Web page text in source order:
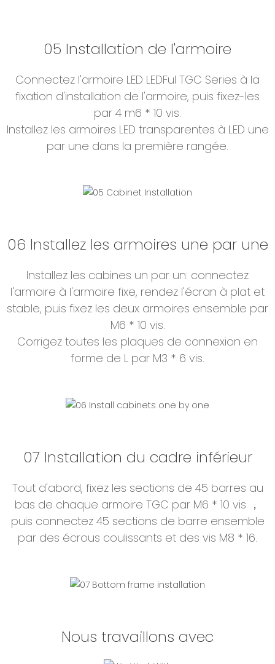
05 Installation de l'armoire
Connectez l'armoire LED LEDFul TGC Series à la
fixation d'installation de l'armoire, puis fixez-les
par 4 m6 * 10 vis.
Installez les armoires LED transparentes à LED une
par une dans la première rangée.
06 Installez les armoires une par une
Installez les cabines un par un: connectez
l'armoire à l'armoire fixe, rendez l'écran à plat et
stable, puis fixez les deux armoires ensemble par
M6 * 10 vis.
Corrigez toutes les plaques de connexion en
forme de L par M3 * 6 vis.
07 Installation du cadre inférieur
Tout d'abord, fixez les sections de 45 barres au
bas de chaque armoire TGC par M6 * 10 vis ，
puis connectez 45 sections de barre ensemble
par des écrous coulissants et des vis M8 * 16.
Nous travaillons avec